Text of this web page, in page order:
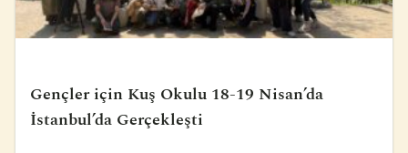
Gençler için Kuş Okulu 18-19 Nisan’da
İstanbul’da Gerçekleşti